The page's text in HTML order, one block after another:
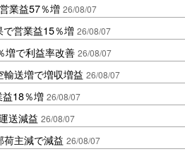
業益57％増 26/08/07
営業益15％増 26/08/07
増で利益率改善 26/08/07
輸送増で増収増益 26/08/07
18％増 26/08/07
送減益 26/08/07
荷主減で減益 26/08/07